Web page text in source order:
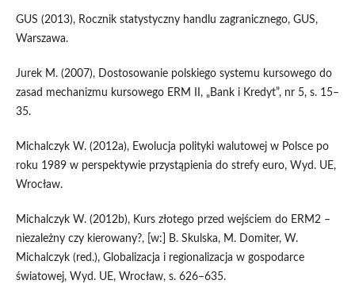
GUS (2013), Rocznik statystyczny handlu zagranicznego, GUS,
Warszawa.
Jurek M. (2007), Dostosowanie polskiego systemu kursowego do
zasad mechanizmu kursowego ERM II, „Bank i Kredyt”, nr 5, s. 15–
35.
Michalczyk W. (2012a), Ewolucja polityki walutowej w Polsce po
roku 1989 w perspektywie przystąpienia do strefy euro, Wyd. UE,
Wrocław.
Michalczyk W. (2012b), Kurs złotego przed wejściem do ERM2 –
niezależny czy kierowany?, [w:] B. Skulska, M. Domiter, W.
Michalczyk (red.), Globalizacja i regionalizacja w gospodarce
światowej, Wyd. UE, Wrocław, s. 626–635.